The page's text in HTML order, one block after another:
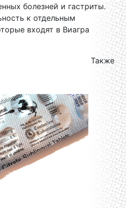
болезней и гастриты.
к отдельным
входят в Виагра
Также